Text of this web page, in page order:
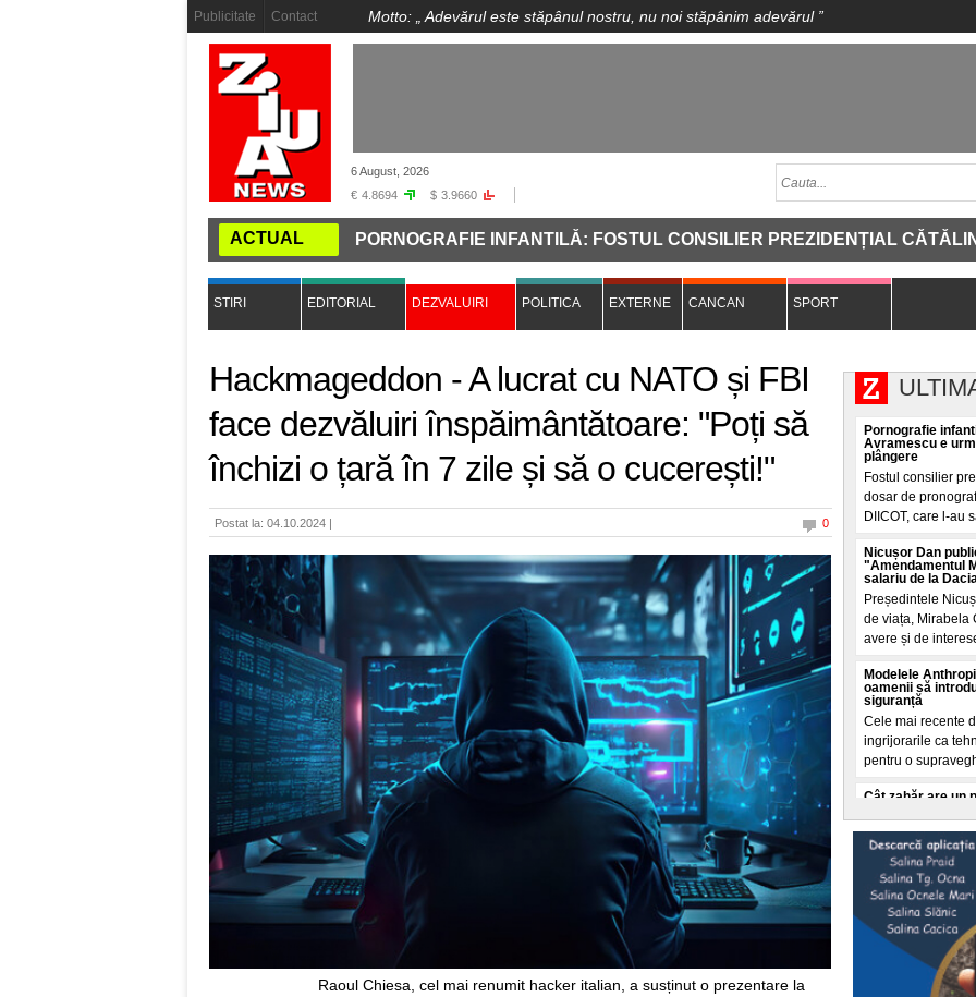
Publicitate Contact Motto: „ Adevărul este stăpânul nostru, nu noi stăpânim adevărul”
6 August, 2026
€ 4.8694 $ 3.9660
ACTUAL
PORNOGRAFIE INFANTILĂ: FOSTUL CONSILIER PREZIDENȚIAL CĂTĂLIN
STIRI EDITORIAL DEZVALUIRI POLITICA EXTERNE CANCAN SPORT
Hackmageddon - A lucrat cu NATO și FBI
face dezvăluiri înspăimântătoare: "Poți să
închizi o țară în 7 zile și să o cucerești!"
Postat la: 04.10.2024 | 0
Raoul Chiesa, cel mai renumit hacker italian, a susținut o prezentare la
Pornografie
Avramescu e
plângere
Fostul consilier
dosar de
DIICOT, care l-au
Nicușor Dan
"Amendamentul
salariu de la
Președintele
de viața, Mirabela
avere și de
Modelele
oamenii să
siguranță
Cele mai recente
ingrijorarile ca
pentru o
Cât zahăr are un
Calculele sunt
galben, de 3 kg
grame zahar.
Intrebarea
apa Dunării?
Conform datelor
centrelor de date
Serbia - deci din